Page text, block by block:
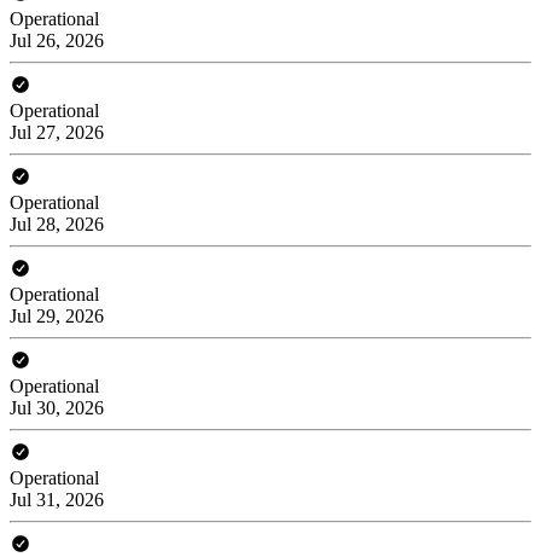
Operational
Jul 26, 2026
Operational
Jul 27, 2026
Operational
Jul 28, 2026
Operational
Jul 29, 2026
Operational
Jul 30, 2026
Operational
Jul 31, 2026